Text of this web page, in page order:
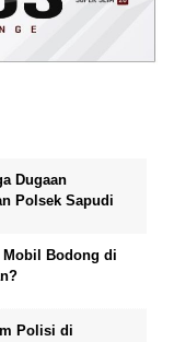
Dugaan
Polsek Sapudi
Mobil Bodong di
Polisi di